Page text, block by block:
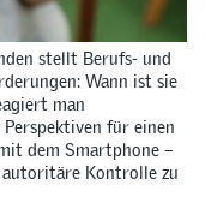
stellt Berufs- und
Wann ist sie
man
für einen
dem Smartphone –
Kontrolle zu